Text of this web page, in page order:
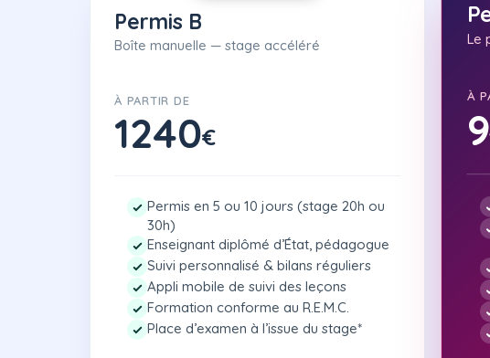
Permis B
Boîte manuelle — stage accéléré
À PARTIR DE
1240€
Permis en 5 ou 10 jours (stage 20h ou
30h)
Enseignant diplômé d’État, pédagogue
Suivi personnalisé & bilans réguliers
Appli mobile de suivi des leçons
Formation conforme au R.E.M.C.
Place d’examen à l’issue du stage*
Le
À